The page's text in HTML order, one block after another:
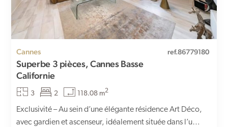
Cannes ref.86779180
Superbe 3 pièces, Cannes Basse
Californie
3 2 118.08 m2
Exclusivité – Au sein d’une élégante résidence Art Déco,
avec gardien et ascenseur, idéalement située dans l’un